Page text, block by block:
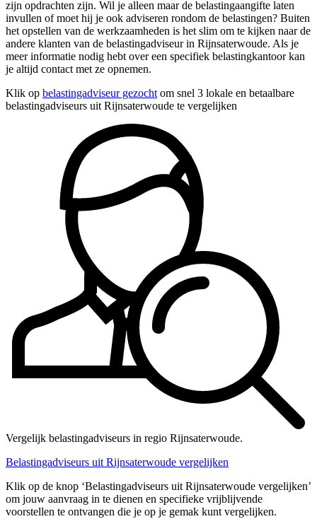
zijn opdrachten zijn. Wil je alleen maar de belastingaangifte laten
invullen of moet hij je ook adviseren rondom de belastingen? Buiten
het opstellen van de werkzaamheden is het slim om te kijken naar de
andere klanten van de belastingadviseur in Rijnsaterwoude. Als je
meer informatie nodig hebt over een specifiek belastingkantoor kan
je altijd contact met ze opnemen.
Klik op belastingadviseur gezocht om snel 3 lokale en betaalbare
belastingadviseurs uit Rijnsaterwoude te vergelijken
Vergelijk belastingadviseurs in regio Rijnsaterwoude.
Belastingadviseurs uit Rijnsaterwoude vergelijken
Klik op de knop ‘Belastingadviseurs uit Rijnsaterwoude vergelijken’
om jouw aanvraag in te dienen en specifieke vrijblijvende
voorstellen te ontvangen die je op je gemak kunt vergelijken.